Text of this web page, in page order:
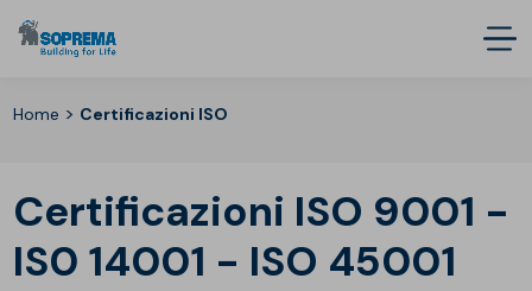
Home > Certificazioni ISO
Certificazioni ISO 9001 -
IS0 14001 - ISO 45001